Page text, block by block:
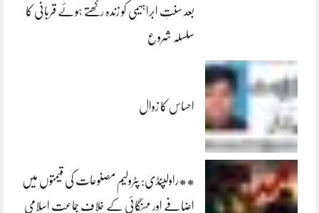
بعد سنتِ ابراہیمی کو زندہ رکھتے ہوئے قربانی کا
سلسلہ شروع
احساس کا زوال
**راولپنڈی: پٹرولیم مصنوعات کی قیمتوں میں
اضافے اور مہنگائی کے خلاف جماعت اسلامی